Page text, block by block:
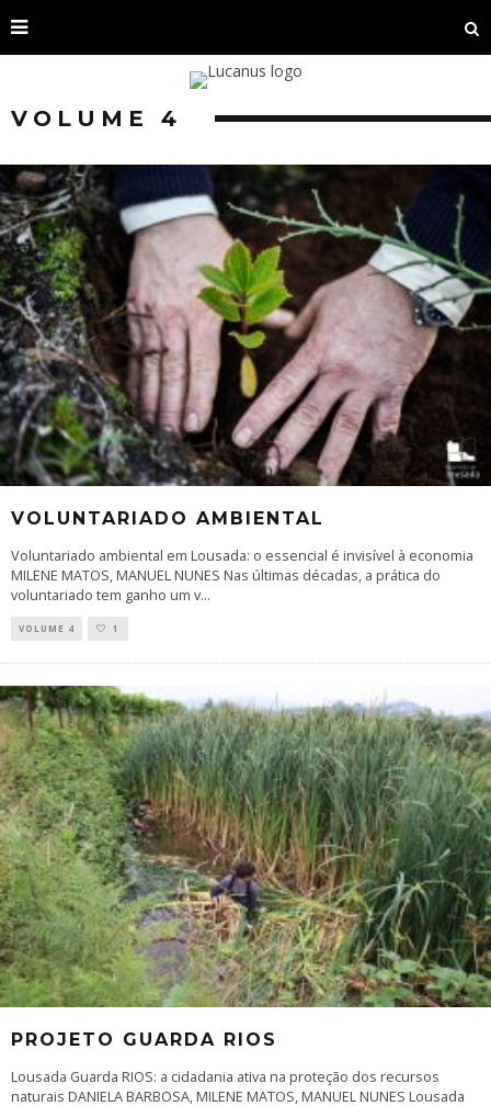
VOLUME 4
VOLUNTARIADO AMBIENTAL
Voluntariado ambiental em Lousada: o essencial é invisível à economia
MILENE MATOS, MANUEL NUNES Nas últimas décadas, a prática do
voluntariado tem ganho um v...
VOLUME 4 1
PROJETO GUARDA RIOS
Lousada Guarda RIOS: a cidadania ativa na proteção dos recursos
naturais DANIELA BARBOSA, MILENE MATOS, MANUEL NUNES Lousada